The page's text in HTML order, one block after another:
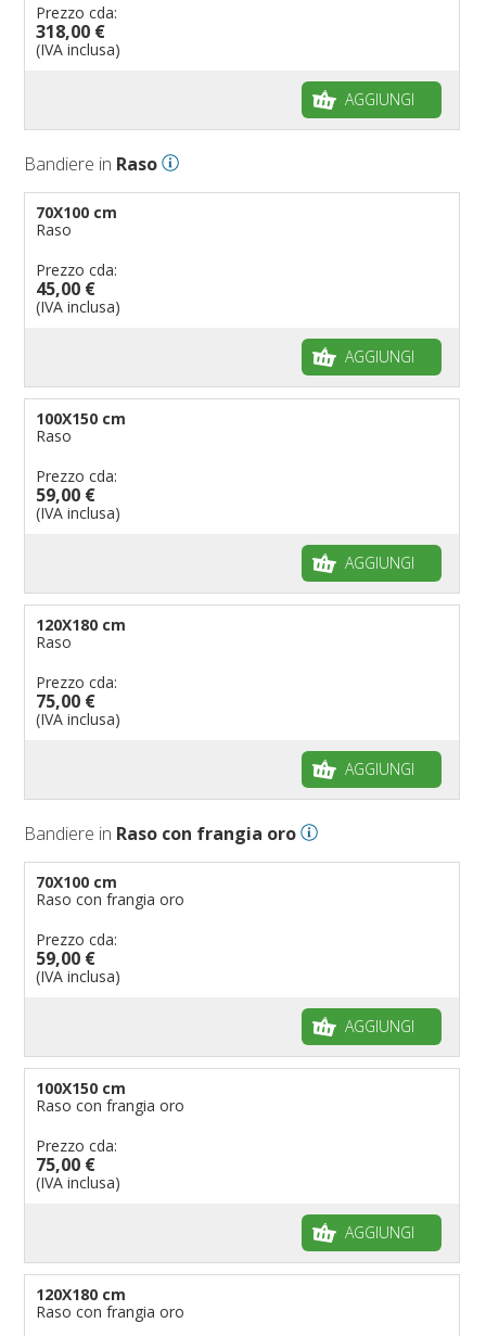
Prezzo cda:
318,00 €
(IVA inclusa)
AGGIUNGI
Bandiere in Raso
70X100 cm
Raso
Prezzo cda:
45,00 €
(IVA inclusa)
AGGIUNGI
100X150 cm
Raso
Prezzo cda:
59,00 €
(IVA inclusa)
AGGIUNGI
120X180 cm
Raso
Prezzo cda:
75,00 €
(IVA inclusa)
AGGIUNGI
Bandiere in Raso con frangia oro
70X100 cm
Raso con frangia oro
Prezzo cda:
59,00 €
(IVA inclusa)
AGGIUNGI
100X150 cm
Raso con frangia oro
Prezzo cda:
75,00 €
(IVA inclusa)
AGGIUNGI
120X180 cm
Raso con frangia oro